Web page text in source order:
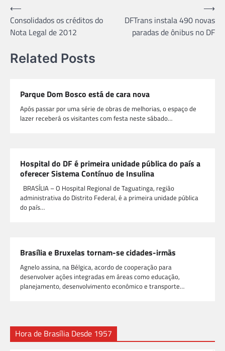
Navegação
de
Post
⟵
Consolidados os créditos do
Nota Legal de 2012
DFTrans instala 490 novas
paradas de ônibus no DF
⟶
Related Posts
Parque Dom Bosco está de cara nova
Após passar por uma série de obras de melhorias, o espaço de
lazer receberá os visitantes com festa neste sábado…
Hospital do DF é primeira unidade pública do país a
oferecer Sistema Contínuo de Insulina
BRASÍLIA – O Hospital Regional de Taguatinga, região
administrativa do Distrito Federal, é a primeira unidade pública
do país…
Brasília e Bruxelas tornam-se cidades-irmãs
Agnelo assina, na Bélgica, acordo de cooperação para
desenvolver ações integradas em áreas como educação,
planejamento, desenvolvimento econômico e transporte…
Hora de Brasília Desde 1957